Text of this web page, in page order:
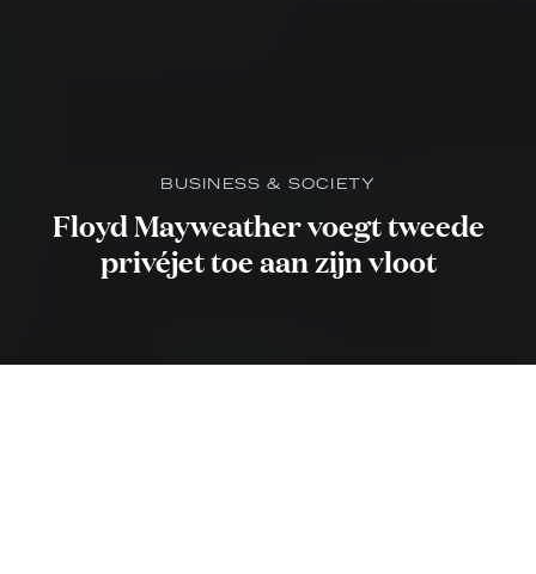
BUSINESS & SOCIETY
Floyd Mayweather voegt tweede
privéjet toe aan zijn vloot